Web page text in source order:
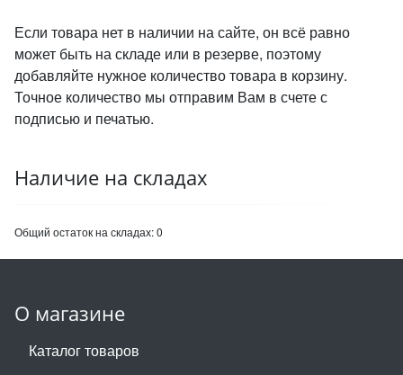
Если товара нет в наличии на сайте, он всё равно
может быть на складе или в резерве, поэтому
добавляйте нужное количество товара в корзину.
Точное количество мы отправим Вам в счете с
подписью и печатью.
Наличие на складах
Общий остаток на складах:0
О магазине
Каталог товаров